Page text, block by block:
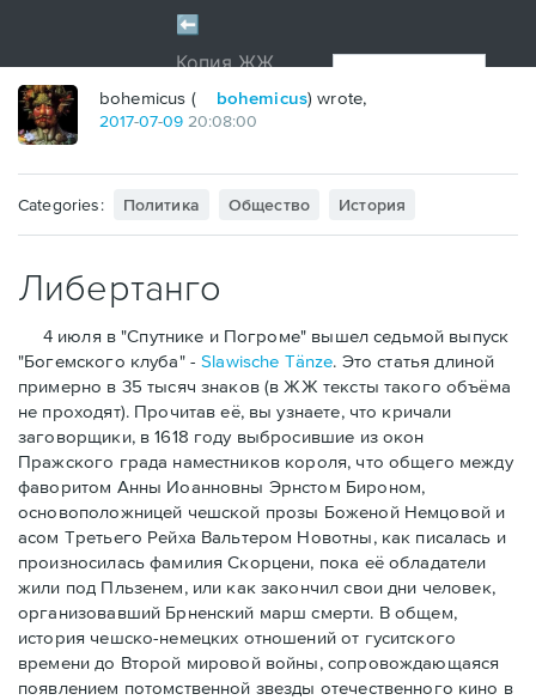
bohemicus ( bohemicus) wrote,
2017-07-09 20:08:00
Categories: Политика Общество История
Либертанго
4 июля в "Спутнике и Погроме" вышел седьмой выпуск
"Богемского клуба" -Slawische Tänze. Это статья длиной
примерно в 35 тысяч знаков (в ЖЖ тексты такого объёма
не проходят). Прочитав её, вы узнаете, что кричали
заговорщики, в 1618 году выбросившие из окон
Пражского града наместников короля, что общего между
фаворитом Анны Иоанновны Эрнстом Бироном,
основоположницей чешской прозы Боженой Немцовой и
асом Третьего Рейха Вальтером Новотны, как писалась и
произносилась фамилия Скорцени, пока её обладатели
жили под Пльзенем, или как закончил свои дни человек,
организовавший Брненский марш смерти. В общем,
история чешско-немецких отношений от гуситского
времени до Второй мировой войны, сопровождающаяся
появлением потомственной звезды отечественного кино в